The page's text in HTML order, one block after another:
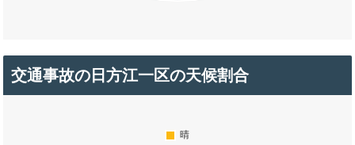
交通事故の日方江一区の天候割合